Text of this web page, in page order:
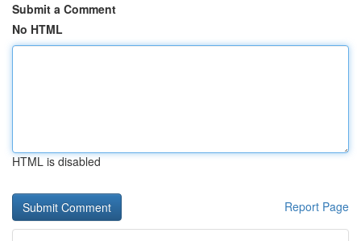
Submit a Comment
No HTML
HTML is disabled
Report Page